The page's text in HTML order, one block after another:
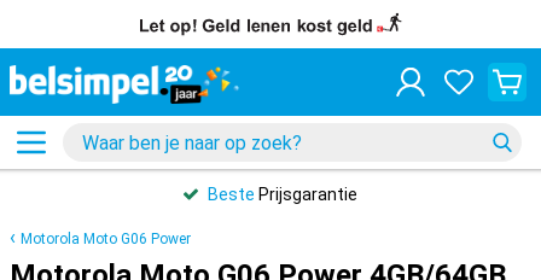
Beste Prijsgarantie
Motorola Moto G06 Power